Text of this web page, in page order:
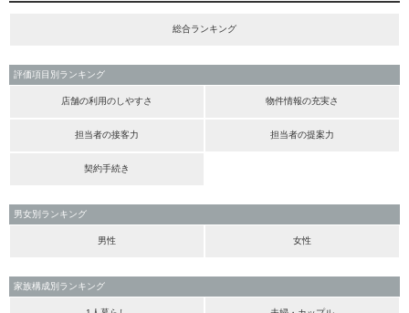
総合ランキング
評価項目別ランキング
店舗の利用のしやすさ 物件情報の充実さ
担当者の接客力 担当者の提案力
契約手続き
男女別ランキング
男性 女性
家族構成別ランキング